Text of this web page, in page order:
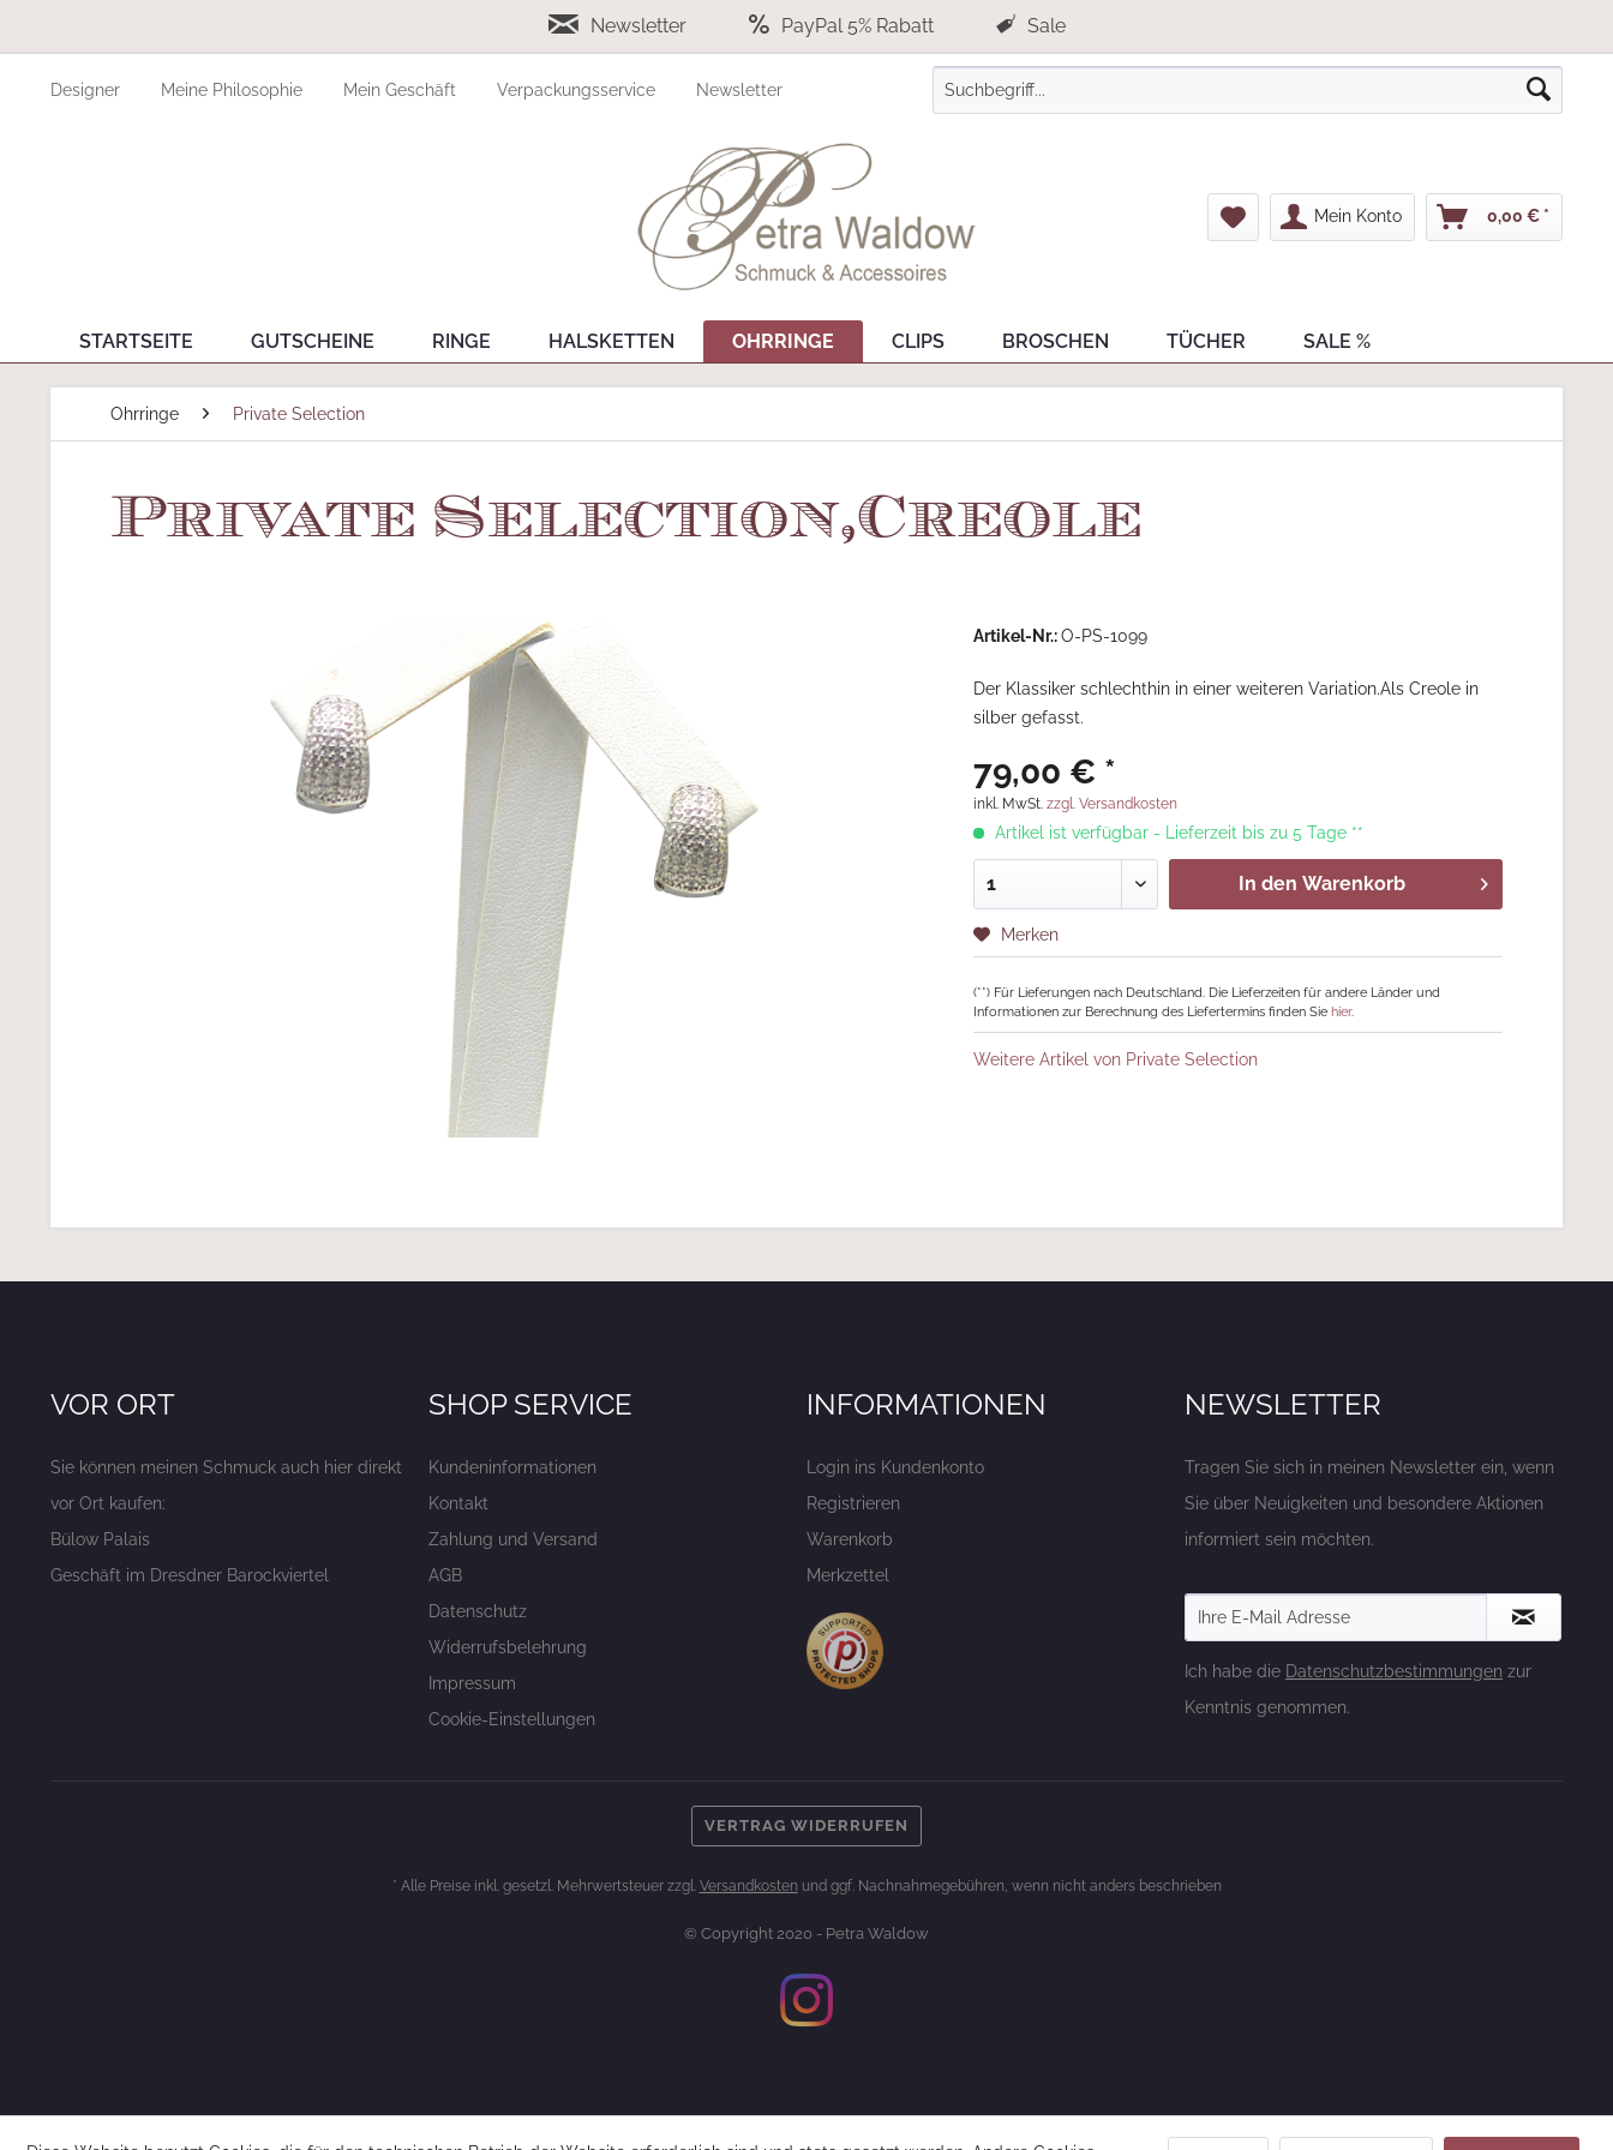
Newsletter PayPal 5% Rabatt Sale
Designer Meine Philosophie Mein Geschäft Verpackungsservice Newsletter
Mein Konto 0,00 € *
STARTSEITE GUTSCHEINE RINGE HALSKETTEN OHRRINGE CLIPS BROSCHEN TÜCHER SALE %
Ohrringe Private Selection
Private Selection,Creole
Artikel-Nr.:O-PS-1099
Der Klassiker schlechthin in einer weiteren Variation.Als Creole in
silber gefasst.
79,00 € *
inkl. MwSt.zzgl. Versandkosten
Artikel ist verfügbar - Lieferzeit bis zu 5 Tage **
In den Warenkorb
Merken
(**) Für Lieferungen nach Deutschland. Die Lieferzeiten für andere Länder und
Informationen zur Berechnung des Liefertermins finden Siehier.
Weitere Artikel von Private Selection
VOR ORT
Sie können meinen Schmuck auch hier direkt
vor Ort kaufen:
Bülow Palais
Geschäft im Dresdner Barockviertel
SHOP SERVICE
Kundeninformationen
Kontakt
Zahlung und Versand
AGB
Datenschutz
Widerrufsbelehrung
Impressum
Cookie-Einstellungen
INFORMATIONEN
Login ins Kundenkonto
Registrieren
Warenkorb
Merkzettel
NEWSLETTER
Tragen Sie sich in meinen Newsletter ein, wenn
Sie über Neuigkeiten und besondere Aktionen
informiert sein möchten.
Ich habe die Datenschutzbestimmungen zur
Kenntnis genommen.
VERTRAG WIDERRUFEN
* Alle Preise inkl. gesetzl. Mehrwertsteuer zzgl. Versandkosten und ggf. Nachnahmegebühren, wenn nicht anders beschrieben
© Copyright 2020 - Petra Waldow